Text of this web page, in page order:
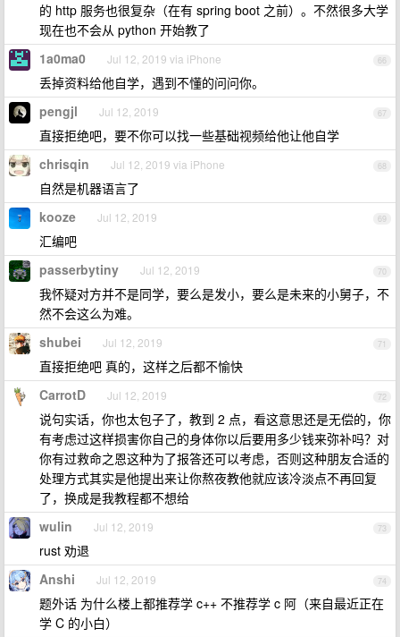
的 http 服务也很复杂（在有 spring boot 之前）。不然很多大学
现在也不会从 python 开始教了
66
1a0ma0 Jul 12, 2019 via iPhone
丢掉资料给他自学，遇到不懂的问问你。
67
pengjl Jul 12, 2019
直接拒绝吧，要不你可以找一些基础视频给他让他自学
68
chrisqin Jul 12, 2019 via iPhone
自然是机器语言了
69
kooze Jul 12, 2019
汇编吧
70
passerbytiny Jul 12, 2019
我怀疑对方并不是同学，要么是发小，要么是未来的小舅子，不
然不会这么为难。
71
shubei Jul 12, 2019
直接拒绝吧 真的，这样之后都不愉快
72
CarrotD Jul 12, 2019
说句实话，你也太包子了，教到 2 点，看这意思还是无偿的，你
有考虑过这样损害你自己的身体你以后要用多少钱来弥补吗？对
你有过救命之恩这种为了报答还可以考虑，否则这种朋友合适的
处理方式其实是他提出来让你熬夜教他就应该冷淡点不再回复
了，换成是我教程都不想给
73
wulin Jul 12, 2019
rust 劝退
74
Anshi Jul 12, 2019
题外话 为什么楼上都推荐学 c++ 不推荐学 c 阿（来自最近正在
学 C 的小白）